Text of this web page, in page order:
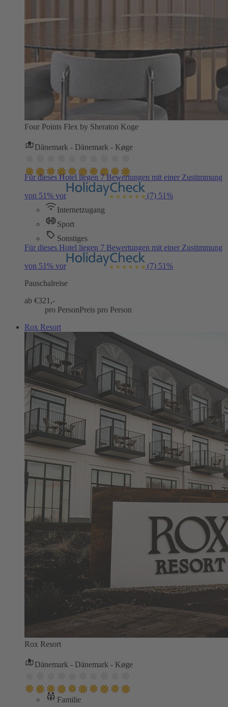
Four Points Flex by Sheraton Koge
Dänemark - Dänemark - Køge
Für dieses Hotel liegen 7 Bewertungen mit einer Zustimmung
von 51% vor (7) 51%
Internetzugang
Sport
Sonstiges
Für dieses Hotel liegen 7 Bewertungen mit einer Zustimmung
von 51% vor (7) 51%
Pauschalreise
ab €321,-
pro PersonPreis pro Person
Rox Resort
Rox Resort
Dänemark - Dänemark - Køge
Familie